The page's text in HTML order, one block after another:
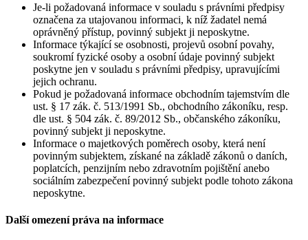
Je-li požadovaná informace v souladu s právními předpisy
označena za utajovanou informaci, k níž žadatel nemá
oprávněný přístup, povinný subjekt ji neposkytne.
Informace týkající se osobnosti, projevů osobní povahy,
soukromí fyzické osoby a osobní údaje povinný subjekt
poskytne jen v souladu s právními předpisy, upravujícími
jejich ochranu.
Pokud je požadovaná informace obchodním tajemstvím dle
ust. § 17 zák. č. 513/1991 Sb., obchodního zákoníku, resp.
dle ust. § 504 zák. č. 89/2012 Sb., občanského zákoníku,
povinný subjekt ji neposkytne.
Informace o majetkových poměrech osoby, která není
povinným subjektem, získané na základě zákonů o daních,
poplatcích, penzijním nebo zdravotním pojištění anebo
sociálním zabezpečení povinný subjekt podle tohoto zákona
neposkytne.
Další omezení práva na informace